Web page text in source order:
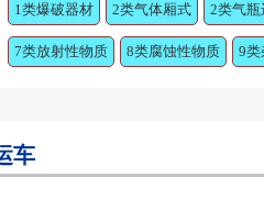
1类爆破器材 2类气体厢式 2类气
7类放射性物质 8类腐蚀性物质 9类
车